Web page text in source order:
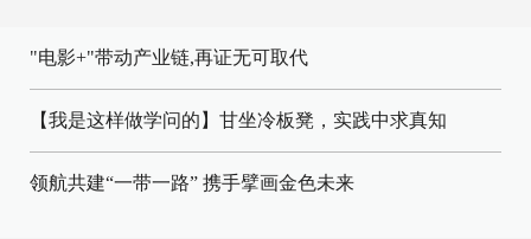
"电影+"带动产业链,再证无可取代
【我是这样做学问的】甘坐冷板凳，实践中求真知
领航共建“一带一路” 携手擘画金色未来